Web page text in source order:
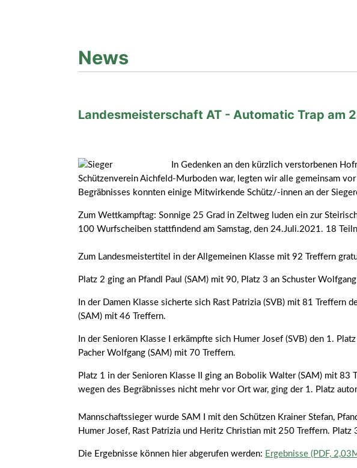
News
Landesmeisterschaft AT - Automatic Trap am
In Gedenken an den kürzlich verstorbenen
Schützenverein Aichfeld-Murboden war, legten wir alle gemeinsam
Begräbnisses konnten einige Mitwirkende Schütz/-innen an der
Zum Wettkampftag: Sonnige 25 Grad in Zeltweg luden ein zur
100 Wurfscheiben stattfindend am Samstag, den 24.Juli.2021. 18
Zum Landesmeistertitel in der Allgemeinen Klasse mit 92 Treffern
Platz 2 ging an Pfandl Paul (SAM) mit 90, Platz 3 an Schuster
In der Damen Klasse sicherte sich Rast Patrizia (SVB) mit 81
(SAM) mit 46 Treffern.
In der Senioren Klasse I erkämpfte sich Humer Josef (SVB) den 1.
Pacher Wolfgang (SAM) mit 70 Treffern.
Platz 1 in der Senioren Klasse II ging an Bobolik Walter (SAM) mit 83
wegen des Begräbnisses nicht mehr vor Ort war, ging der 1. Platz
Mannschaftssieger wurde SAM I mit den Schützen Krainer Stefan,
Humer Josef, Rast Patrizia und Heritz Christian mit 250 Treffern.
Die Ergebnisse können hier abgerufen werden: Ergebnisse (PDF,